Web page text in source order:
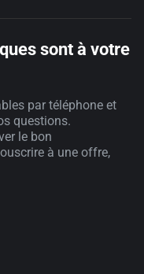
sont à votre
par téléphone et
questions.
le bon
à une offre,